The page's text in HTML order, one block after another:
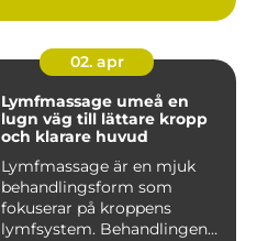
02. apr
Lymfmassage umeå en
lugn väg till lättare kropp
och klarare huvud
Lymfmassage är en mjuk
behandlingsform som
fokuserar på kroppens
lymfsystem. Behandlingen